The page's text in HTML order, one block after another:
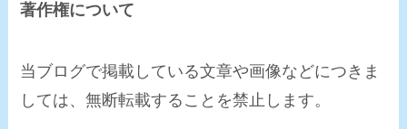
著作権について
当ブログで掲載している文章や画像などにつきま
しては、無断転載することを禁止します。